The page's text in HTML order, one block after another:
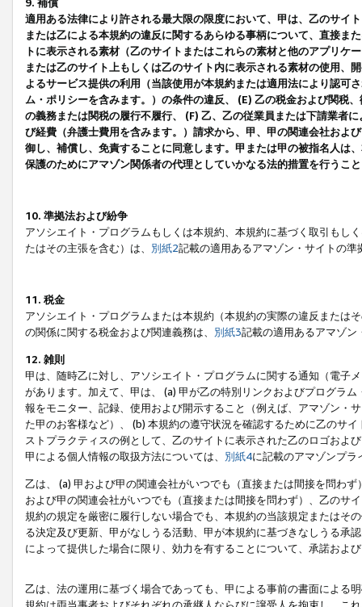
9. 補償
適用ある法律により許される最大限の限度において、甲は、乙のサイ
または乙による本規約の違反に関するあらゆる事柄について、直接ま
トに表示される素材（乙のサイトまたはこれらの素材と他のアプリ
または乙のサイト上もしくは乙のサイト内に表示される素材の使用、
よるサービス提供の利用（当該使用が本規約または適用法により認可
ム・ポリシーを含みます。）の条件の違反、 (E) 乙の税金および関税
の義務または関税の履行不履行、 (F) 乙、乙の従業員または下請業者
び経費（弁護士費用を含みます。）請求から、甲、甲の関連会社およ
御し、補償し、免責することに同意します。甲または甲の被指名人は
保護のためにアマゾン関係者の代理としていかなる法的措置を行うこ
10. 準拠法および紛争
アソシエイト・プログラムもしくは本規約、本規約に基づく取引もし
たはその主張を含む）は、 別紙2記載の適用あるアマゾン・サイトの
11. 税金
アソシエイト・プログラムまたは本規約（本規約の実際の違反または
の関係に関する税金および関連義務は、 別紙3記載の適用あるアマゾン
12. 雑則
甲は、随時乙に対し、アソシエイト・プログラムに関する通知（電子
があります。加えて、甲は、 (a) 甲が乙の特別リンクおよびプログラ
報をモニター、記録、使用および開示すること（例えば、アマゾン・
た甲のお客様など）、 (b) 本規約の遵守状況を確認するために乙のサ
ストプラクティスの例として、乙のサイトに表示された乙のロゴおよ
甲による個人情報の取扱方法については、 別紙4に記載のアマゾンプ
乙は、 (a) 甲および甲の関連会社がいつでも（直接または間接を問わ
および甲の関連会社がいつでも（直接または間接を問わず）、乙のサ
規約の規定を厳密に履行しない場合でも、本規約の当該規定またはそ
る決定及び更新、甲がなしうる活動、甲が本規約に基づきなしうる承
によって提供した場合に限り、効力を有することについて、承諾およ
乙は、法の運用に基づく場合であっても、甲による事前の書面による